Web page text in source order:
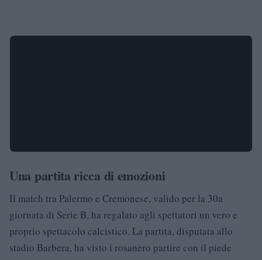
Una partita ricca di emozioni
Il match tra Palermo e Cremonese, valido per la 30a
giornata di Serie B, ha regalato agli spettatori un vero e
proprio spettacolo calcistico. La partita, disputata allo
stadio Barbera, ha visto i rosanero partire con il piede